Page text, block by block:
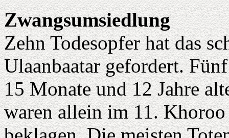
Zwangsumsiedlung
Zehn Todesopfer hat das
Ulaanbaatar gefordert.
15 Monate und 12 Jahre
waren allein im 11.